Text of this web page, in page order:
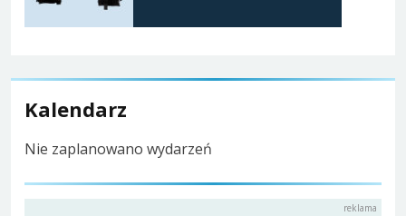
Kalendarz
Nie zaplanowano wydarzeń